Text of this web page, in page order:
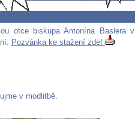
otce biskupa Antonína Baslera v
Pozvánka ke stažení zde!
v modlitbě.